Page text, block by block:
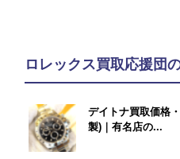
ロレックス買取応援団
デイトナ買取価格
製)｜有名店の...